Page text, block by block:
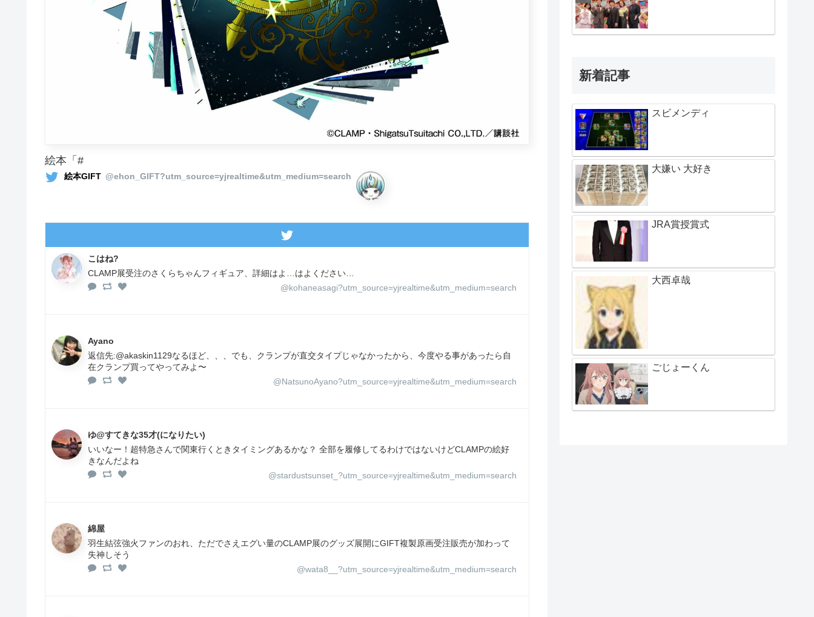
絵本「#
絵本GIFT @ehon_GIFT?utm_source=yjrealtime&utm_medium=search
こはね?
CLAMP展受注のさくらちゃんフィギュア、詳細はよ…はよください…
@kohaneasagi?utm_source=yjrealtime&utm_medium=search
Ayano
返信先:@akaskin1129なるほど、、、でも、クランプが直交タイプじゃなかったから、今度やる事があったら自
在クランプ買ってやってみよ〜
@NatsunoAyano?utm_source=yjrealtime&utm_medium=search
ゆ@すてきな35才(になりたい)
いいなー！超特急さんで関東行くときタイミングあるかな？ 全部を履修してるわけではないけどCLAMPの絵好
きなんだよね
@stardustsunset_?utm_source=yjrealtime&utm_medium=search
綿屋
羽生結弦強火ファンのおれ、ただでさえエグい量のCLAMP展のグッズ展開にGIFT複製原画受注販売が加わって
失神しそう
@wata8__?utm_source=yjrealtime&utm_medium=search
新着記事
スビメンディ
大嫌い 大好き
JRA賞授賞式
大西卓哉
ごじょーくん